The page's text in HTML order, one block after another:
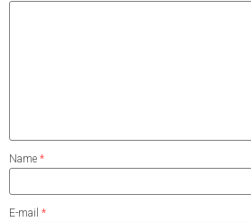
Name *
E-mail *